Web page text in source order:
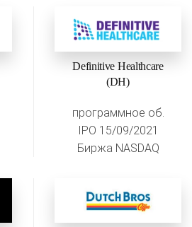
Definitive Healthcare
(DH)
программное об.
IPO 15/09/2021
Биржа NASDAQ